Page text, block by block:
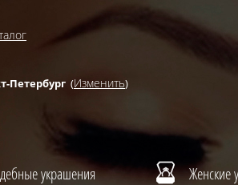
Петербург (Изменить)
украшения Женские